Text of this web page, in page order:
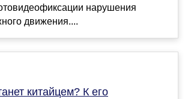
нарушения
движения....
китайцем? К его